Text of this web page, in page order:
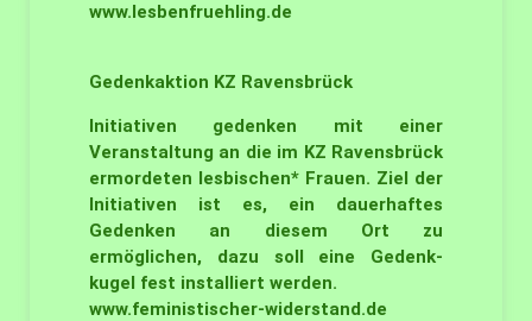
www.lesbenfruehling.de
Gedenkaktion KZ Ravensbrück
Initiativen gedenken mit einer
Veranstaltung an die im KZ Ravensbrück
ermordeten lesbischen* Frauen. Ziel der
Initiativen ist es, ein dauerhaftes
Gedenken an diesem Ort zu
ermöglichen, dazu soll eine Gedenk-
kugel fest installiert werden.
www.feministischer-widerstand.de